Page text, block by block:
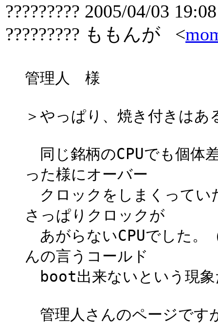
????????? 2005/04/03 19:08
????????? ももんが <
管理人 様
＞やっぱり、焼き付きはあ
同じ銘柄のCPUでも個体
った様にオーバー
クロックをしまくってい
さっぱりクロックが
あがらないCPUでした。
んの言うコールド
boot出来ないという現象
管理人さんのページです